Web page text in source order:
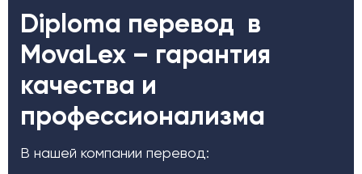
Diploma перевод в
MovaLex – гарантия
качества и
профессионализма
В нашей компании перевод: